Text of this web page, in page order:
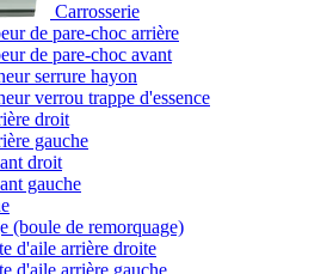
Carrosserie
de pare-choc arrière
de pare-choc avant
serrure hayon
verrou trappe d'essence
droit
gauche
droit
gauche
(boule de remorquage)
d'aile arrière droite
d'aile arrière gauche